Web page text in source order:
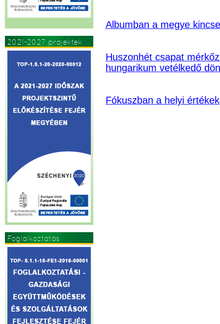
2021-2027 projektek
Foglalkoztatás
Albumban a megye
Huszonhét csapat
hungarikum vetélkedő
Fókuszban a helyi értékek